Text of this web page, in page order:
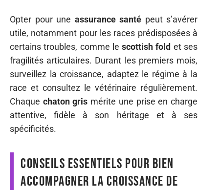
Opter pour une assurance santé peut s’avérer
utile, notamment pour les races prédisposées à
certains troubles, comme lescottish fold et ses
fragilités articulaires. Durant les premiers mois,
surveillez la croissance, adaptez le régime à la
race et consultez le vétérinaire régulièrement.
Chaque chaton gris mérite une prise en charge
attentive, fidèle à son héritage et à ses
spécificités.
Conseils essentiels pour bien
accompagner la croissance de